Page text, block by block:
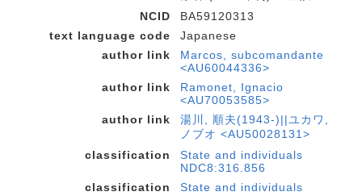
NCID
BA59120313
text language code
Japanese
author link
Marcos, subcomandante
<AU60044336>
author link
Ramonet, Ignacio
<AU70053585>
author link
湯川, 順夫(1943-)||ユカワ,
ノブオ <AU50028131>
classification
State and individuals
NDC8:316.856
classification
State and individuals